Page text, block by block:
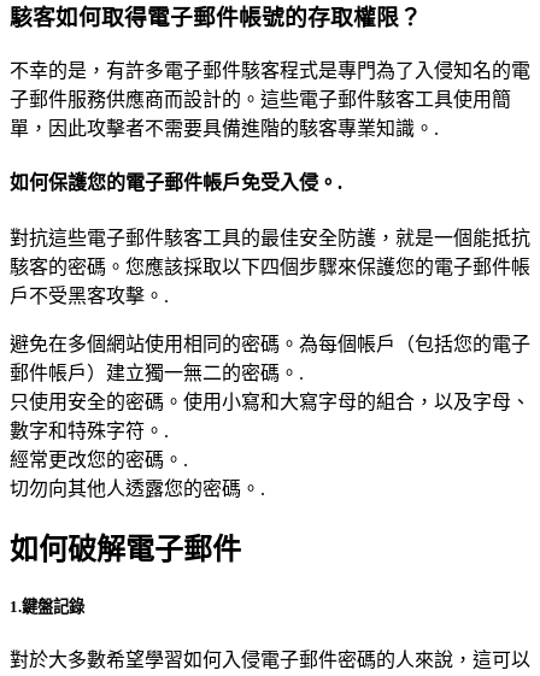
駭客如何取得電子郵件帳號的存取權限？
不幸的是，有許多電子郵件駭客程式是專門為了入侵知名的電
子郵件服務供應商而設計的。這些電子郵件駭客工具使用簡
單，因此攻擊者不需要具備進階的駭客專業知識。.
如何保護您的電子郵件帳戶免受入侵。.
對抗這些電子郵件駭客工具的最佳安全防護，就是一個能抵抗
駭客的密碼。您應該採取以下四個步驟來保護您的電子郵件帳
戶不受黑客攻擊。.
避免在多個網站使用相同的密碼。為每個帳戶（包括您的電子
郵件帳戶）建立獨一無二的密碼。.
只使用安全的密碼。使用小寫和大寫字母的組合，以及字母、
數字和特殊字符。.
經常更改您的密碼。.
切勿向其他人透露您的密碼。.
如何破解電子郵件
1.鍵盤記錄
對於大多數希望學習如何入侵電子郵件密碼的人來說，這可以